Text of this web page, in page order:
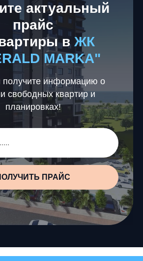
актуальный
прайс
вЖК
MARKA"
информацию о
свободных квартир и
планировках!
ПРАЙС